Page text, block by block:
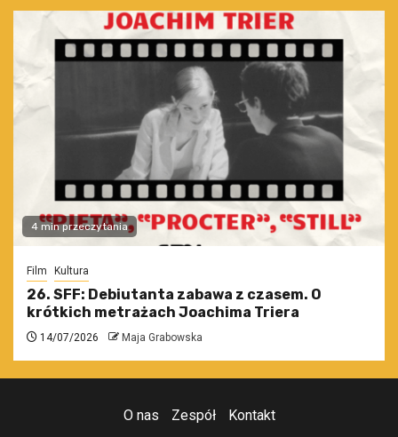
4 min przeczytania
Film Kultura
26. SFF: Debiutanta zabawa z czasem. O
krótkich metrażach Joachima Triera
14/07/2026 Maja Grabowska
O nas Zespół Kontakt